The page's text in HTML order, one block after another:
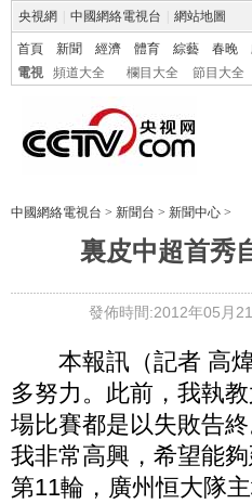
央視網 中國網絡電視台 網站地圖
首頁 新聞 經濟 體育 綜藝 春晚
電視
頻道大全 欄目大全 節目大全
中國網絡電視台 > 新聞台 > 新聞中心 >
裏皮中超首秀
發佈時間:2012年05月
本報訊（記者 高煒
多努力。此前，我執
場比賽都是以失敗告
我非常高興，希望能
第11輪，廣州恒大隊